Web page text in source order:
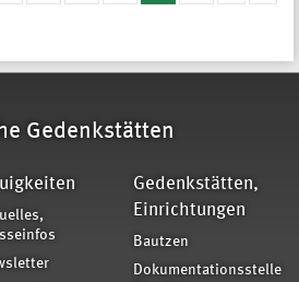
Gedenkstätten
Gedenkstätten,
Einrichtungen
Bautzen
Dokumentationsstelle